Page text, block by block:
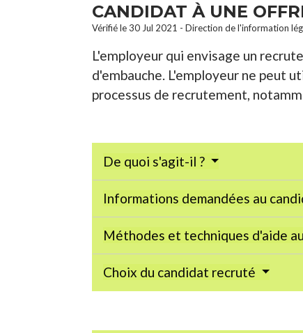
CANDIDAT À UNE
Vérifié le 30 Jul 2021 - Direction de l'information
L'employeur qui envisage un
d'embauche. L'employeur ne peut
processus de recrutement,
De quoi s'agit-il ?
Informations demandées au
Méthodes et techniques d'aide
Choix du candidat recruté